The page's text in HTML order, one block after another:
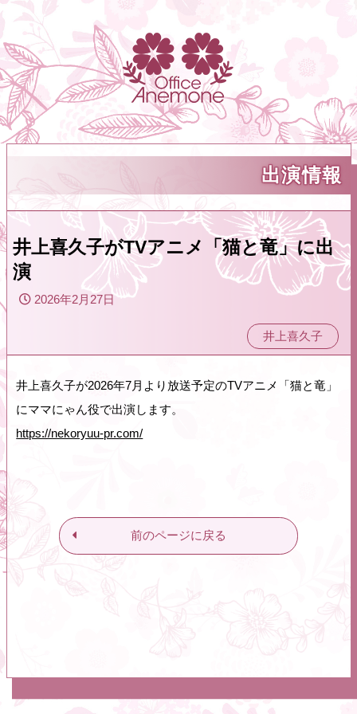
出演情報
井上喜久子がTVアニメ「猫と竜」に出
演
2026年2月27日
井上喜久子
井上喜久子が2026年7月より放送予定のTVアニメ「猫と竜」
にママにゃん役で出演します。
https://nekoryuu-pr.com/
前のページに戻る